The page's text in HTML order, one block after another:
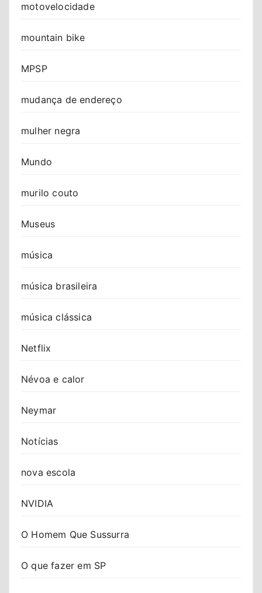
motovelocidade
mountain bike
MPSP
mudança de endereço
mulher negra
Mundo
murilo couto
Museus
música
música brasileira
música clássica
Netflix
Névoa e calor
Neymar
Notícias
nova escola
NVIDIA
O Homem Que Sussurra
O que fazer em SP